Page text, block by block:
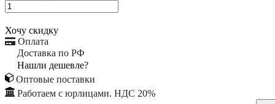
Хочу скидку
Оплата
Доставка по РФ
Нашли дешевле?
Оптовые поставки
Работаем с юрлицами. НДС 20%